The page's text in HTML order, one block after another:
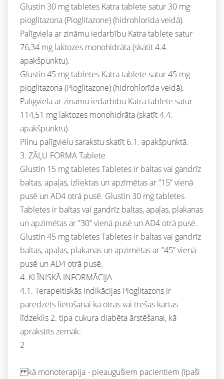
Glustin 30 mg tabletes Katra tablete satur 30 mg
pioglitazona (Pioglitazone) (hidrohlorīda veidā).
Palīgviela ar zināmu iedarbību Katra tablete satur
76,34 mg laktozes monohidrāta (skatīt 4.4.
apakšpunktu).
Glustin 45 mg tabletes Katra tablete satur 45 mg
pioglitazona (Pioglitazone) (hidrohlorīda veidā).
Palīgviela ar zināmu iedarbību Katra tablete satur
114,51 mg laktozes monohidrāta (skatīt 4.4.
apakšpunktu).
Pilnu palīgvielu sarakstu skatīt 6.1. apakšpunktā.
3. ZĀĻU FORMA Tablete
Glustin 15 mg tabletes Tabletes ir baltas vai gandrīz
baltas, apaļas, izliektas un apzīmētas ar ”15” vienā
pusē un AD4 otrā pusē. Glustin 30 mg tabletes
Tabletes ir baltas vai gandrīz baltas, apaļas, plakanas
un apzīmētas ar ”30” vienā pusē un AD4 otrā pusē.
Glustin 45 mg tabletes Tabletes ir baltas vai gandrīz
baltas, apaļas, plakanas un apzīmētas ar ”45” vienā
pusē un AD4 otrā pusē.
4. KLĪNISKĀ INFORMĀCIJA
4.1. Terapeitiskās indikācijas Pioglitazons ir
paredzēts lietošanai kā otrās vai trešās kārtas
līdzeklis 2. tipa cukura diabēta ārstēšanai, kā
aprakstīts zemāk:
2
kā monoterapija - pieaugušiem pacientiem (īpaši